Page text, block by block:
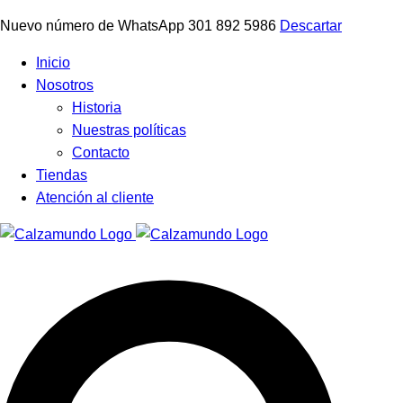
Nuevo número de WhatsApp 301 892 5986 Descartar
Facebook
Instagram
Tiktok
Inicio
Nosotros
Historia
Nuestras políticas
Contacto
Tiendas
Atención al cliente